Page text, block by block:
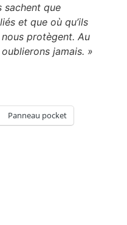
sachent que
et que où qu’ils
protègent. Au
jamais. »
Panneau pocket